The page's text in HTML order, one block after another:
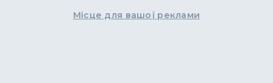
Місце для вашої реклами